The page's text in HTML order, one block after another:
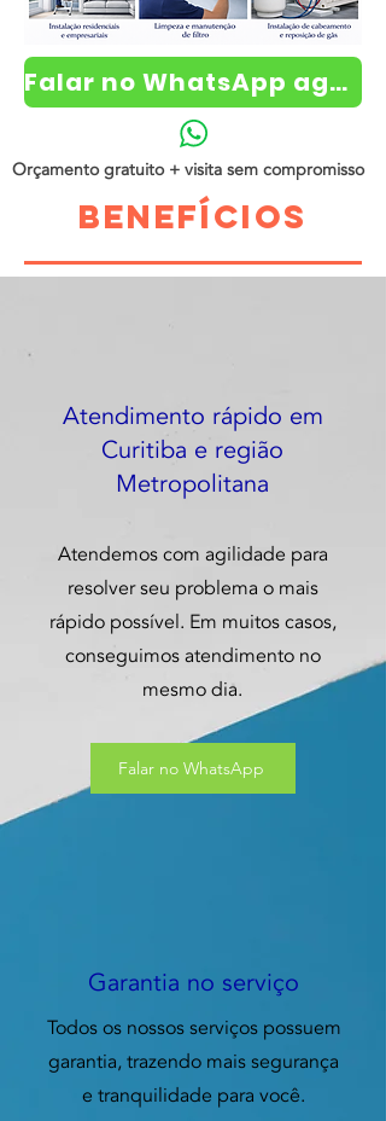
Falar no WhatsApp agora
Orçamento gratuito + visita sem compromisso
benefícios
Atendimento rápido em
Curitiba e região
Metropolitana
Atendemos com agilidade para
resolver seu problema o mais
rápido possível. Em muitos casos,
conseguimos atendimento no
mesmo dia.
Falar no WhatsApp
Garantia no serviço
Todos os nossos serviços possuem
garantia, trazendo mais segurança
e tranquilidade para você.